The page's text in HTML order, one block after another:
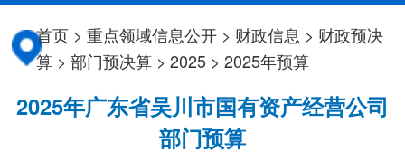
首页 >重点领域信息公开 > 财政信息 > 财政预决
算 >部门预决算 >2025 >2025年预算
2025年广东省吴川市国有资产经营公司
部门预算